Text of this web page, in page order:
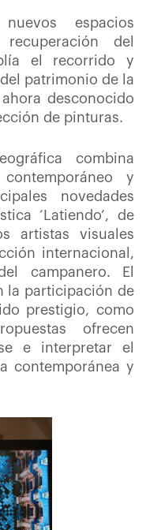
espacios
del
el recorrido y
patrimonio de la
desconocido
de pinturas.
combina
y
novedades
‘Latiendo’, de
artistas visuales
internacional,
campanero. El
la participación de
prestigio, como
ofrecen
e interpretar el
contemporánea y